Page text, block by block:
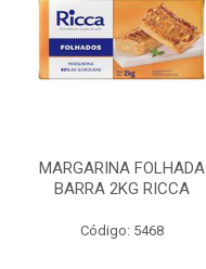
MARGARINA FOLHADA
BARRA 2KG RICCA
Código: 5468